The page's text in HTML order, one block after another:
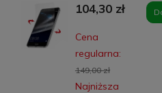
104,30 zł
Cena
regularna:
149,00 zł
Najniższa